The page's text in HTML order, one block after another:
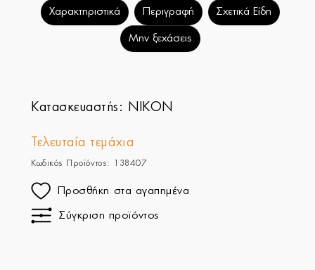
Χαρακτηριστικά Περιγραφή Σχετικά Είδη
Μην ξεχάσεις
Κατασκευαστής: NIKON
Τελευταία τεμάχια
Κωδικός Προϊόντος: 138407
Προσθήκη στα αγαπημένα
Σύγκριση προϊόντος